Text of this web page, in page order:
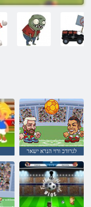
לגרודכ ורוי הנרא ישאר